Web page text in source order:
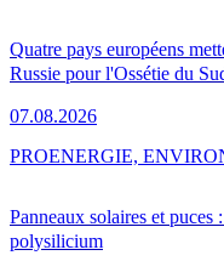
Quatre pays européens
Russie pour l'Ossétie du
07.08.2026
Panneaux solaires et
polysilicium
PROENERGIE,